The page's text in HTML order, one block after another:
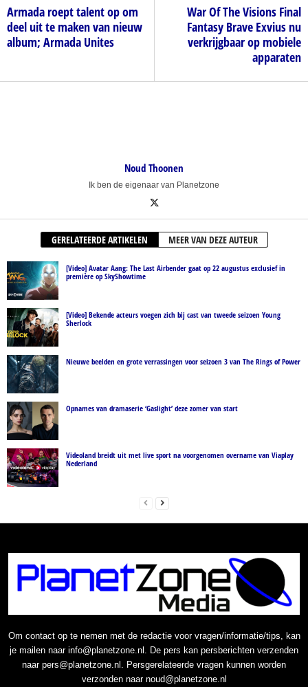
Armada roept talent op om
deel uit te maken van nieuw
album; Armada Unites
War Of The Visions Final
Fantasy Brave Exvius nu
verkrijgbaar op mobiele
apparaten
Noud Thoonen
Ik ben de eigenaar van Planetzone
GERELATEERDE ARTIKELEN MEER VAN DEZE AUTEUR
[Video] Avatar Aang: The Last Airbender gaat op 22 augustus exclusief in
première op SkyShowtime
[Video] Bekende acteurs voegen zich bij cast van tweede seizoen Young
Sherlock
Nieuwe beelden en grote verrassingen voor seizoen 3 van The Rings of Power
Opnames van dramaserie ‘Gaslight’ deze zomer van start
Videoland breidt uit met live sport na voorgenomen overname van Viaplay
Nederland
Om contact op te nemen met de redactie voor vragen/informatie/tips, kan
je mailen naar info@planetzone.nl. De pers kan persberichten verzenden
naar pers@planetzone.nl. Persgerelateerde vragen kunnen worden
verzonden naar noud@planetzone.nl